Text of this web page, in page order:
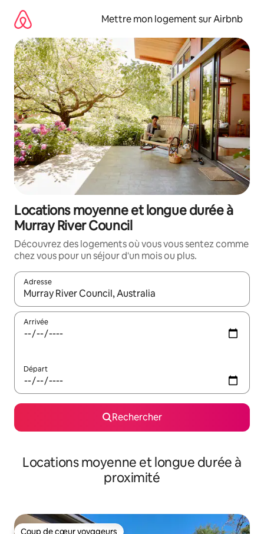
directement
contenu
Mettre mon logement sur Airbnb
Locations moyenne et longue durée à
Murray River Council
Découvrez des logements où vous vous sentez comme
chez vous pour un séjour d'un mois ou plus.
Adresse
Lorsque les résultats s'affichent, utilisez les flèches vers le
Arrivée
Départ
Rechercher
Locations moyenne et longue durée à
proximité
Coup de cœur voyageurs